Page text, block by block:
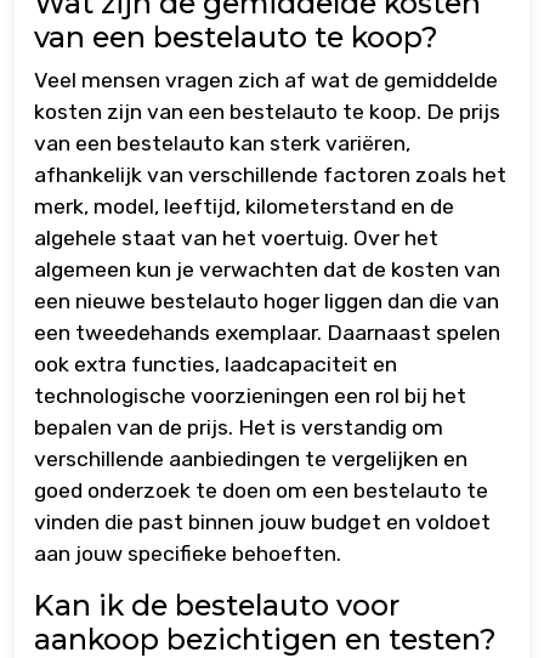
van een bestelauto te koop?
Veel mensen vragen zich af wat de gemiddelde
kosten zijn van een bestelauto te koop. De prijs
van een bestelauto kan sterk variëren,
afhankelijk van verschillende factoren zoals het
merk, model, leeftijd, kilometerstand en de
algehele staat van het voertuig. Over het
algemeen kun je verwachten dat de kosten van
een nieuwe bestelauto hoger liggen dan die van
een tweedehands exemplaar. Daarnaast spelen
ook extra functies, laadcapaciteit en
technologische voorzieningen een rol bij het
bepalen van de prijs. Het is verstandig om
verschillende aanbiedingen te vergelijken en
goed onderzoek te doen om een bestelauto te
vinden die past binnen jouw budget en voldoet
aan jouw specifieke behoeften.
Kan ik de bestelauto voor
aankoop bezichtigen en testen?